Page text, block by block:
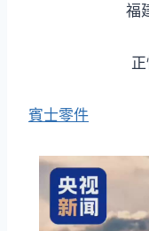
福
賓士零件